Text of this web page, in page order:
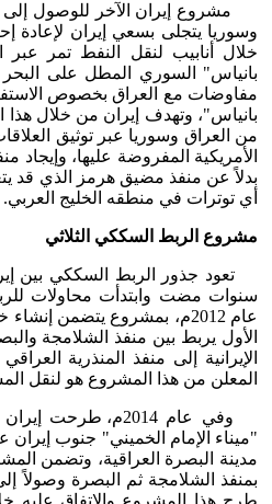
مشروع إيران الآخر للوصول
وسوريا يتجلى بسعي إيران لإعادة
خلال أنابيب لنقل النفط تمر عبر
بانياس" السوري المطل على
مفاوضات مع العراق بخصوص
بانياس"، وتهدف إيران من خلال هذا
من العراق وسوريا عبر توثيق
الأمريكية المفروضة عليها، وإيجاد
بدلاً عن منفذ مضيق هرمز الذي قد
أي توترات في منطقه الخليج العربي.
مشروع الربط السككي الثلاثي
تعود جذور الربط السككي بين
سنوات مضت وابتدأت محاولات
عام 2012م، بمشروع يتضمن
الأول يربط بين منفذ الشلامجة
الإيرانية إلى منفذ المنذرية
المعلن من هذا المشروع هو لنقل
وفي عام 2014م،
"ميناء الإمام الخميني" جنوب
مدينة البصرة العراقية، وتضمن
بمنفذ الشلامجة ثم البصرة وصولاً